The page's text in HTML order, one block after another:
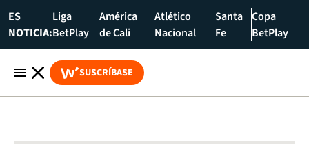
ES
NOTICIA:
Liga
BetPlay
América
de Cali
Atlético
Nacional
Santa
Fe
Copa
BetPlay
SUSCRÍBASE